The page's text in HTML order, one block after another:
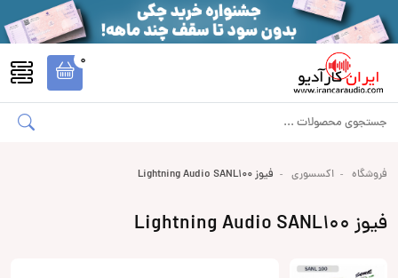
0
فروشگاه اکسسوری فیوز Lightning Audio SANL100
فیوز Lightning Audio SANL100